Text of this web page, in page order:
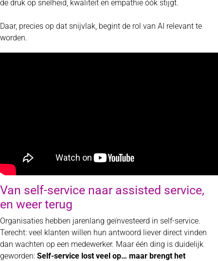
de druk op snelheid, kwaliteit en empathie óók stijgt.
Daar, precies op dat snijvlak, begint de rol van AI relevant te
worden.
Van self-service naar assisted service,
en weer terug
Organisaties hebben jarenlang geïnvesteerd in self-service.
Terecht: veel klanten willen hun antwoord liever direct vinden
dan wachten op een medewerker. Maar één ding is duidelijk
geworden: Self-service lost veel op… maar brengt het